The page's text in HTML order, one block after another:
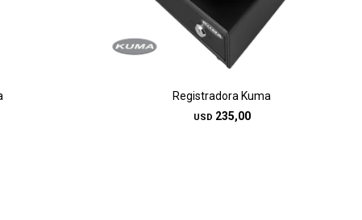
Registradora Kuma
USD 235,00